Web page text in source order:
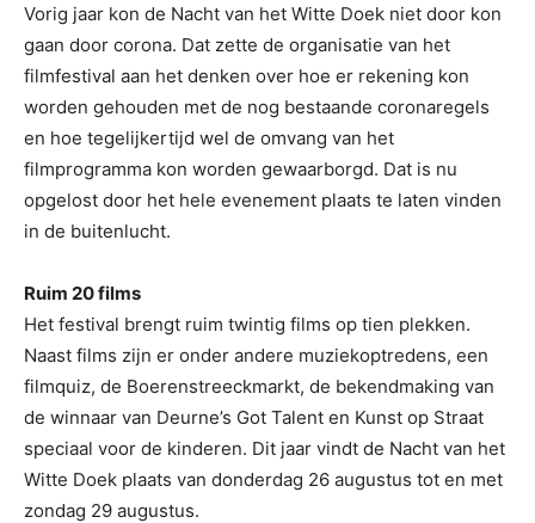
Vorig jaar kon de Nacht van het Witte Doek niet door kon
gaan door corona. Dat zette de organisatie van het
filmfestival aan het denken over hoe er rekening kon
worden gehouden met de nog bestaande coronaregels
en hoe tegelijkertijd wel de omvang van het
filmprogramma kon worden gewaarborgd. Dat is nu
opgelost door het hele evenement plaats te laten vinden
in de buitenlucht.
Ruim 20 films
Het festival brengt ruim twintig films op tien plekken.
Naast films zijn er onder andere muziekoptredens, een
filmquiz, de Boerenstreeckmarkt, de bekendmaking van
de winnaar van Deurne’s Got Talent en Kunst op Straat
speciaal voor de kinderen. Dit jaar vindt de Nacht van het
Witte Doek plaats van donderdag 26 augustus tot en met
zondag 29 augustus.